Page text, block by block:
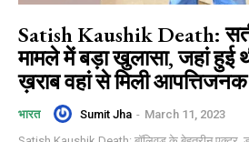
Satish Kaushik Death:
मामले में बड़ा खुलासा, जहां हुई
ख़राब वहां से मिली आपत्तिजनक
भारत Sumit Jha - March 11, 2023